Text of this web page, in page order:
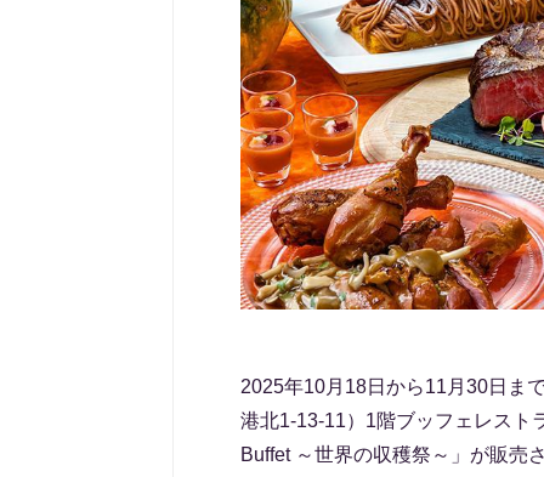
2025年10月18日から11月30日ま
港北1-13-11）1階ブッフェレスト
Buffet ～世界の収穫祭～」が販売